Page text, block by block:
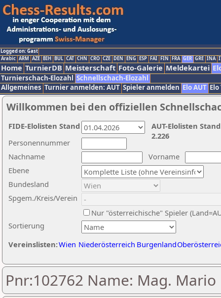
Logged on: Gast
Arabic ARM AZE BIH BUL CAT CHN CRO CZE DEN ENG ESP FAI FIN FRA GER GRE INA
Home TurnierDB Meisterschaft Foto-Galerie Meldekartei
Turnierschach-Elozahl Schnellschach-Elozahl
Allgemeines Turnier anmelden: AUT Spieler anmelden Elo AUT
Willkommen bei den offiziellen
Nachname
Vorname
Ebene
Sortierung
Personennummer
Bundesland
Spgem./Kreis/Verein
Nur "österreichische" Spieler
Vereinslisten:Wien Niederösterreich Burgenland
AUT-Elolisten
2.226
FIDE-Elolisten Stand
Pnr:102762 Name: Mag. Mario